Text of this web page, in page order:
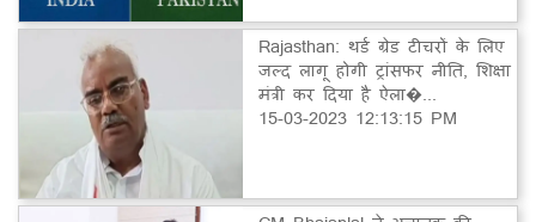
Rajasthan: थर्ड ग्रेड टीचरों के लिए
जल्द लागू होगी ट्रांसफर नीति, शिक्षा
मंत्री कर दिया है ऐला�...
15-03-2023 12:13:15 PM